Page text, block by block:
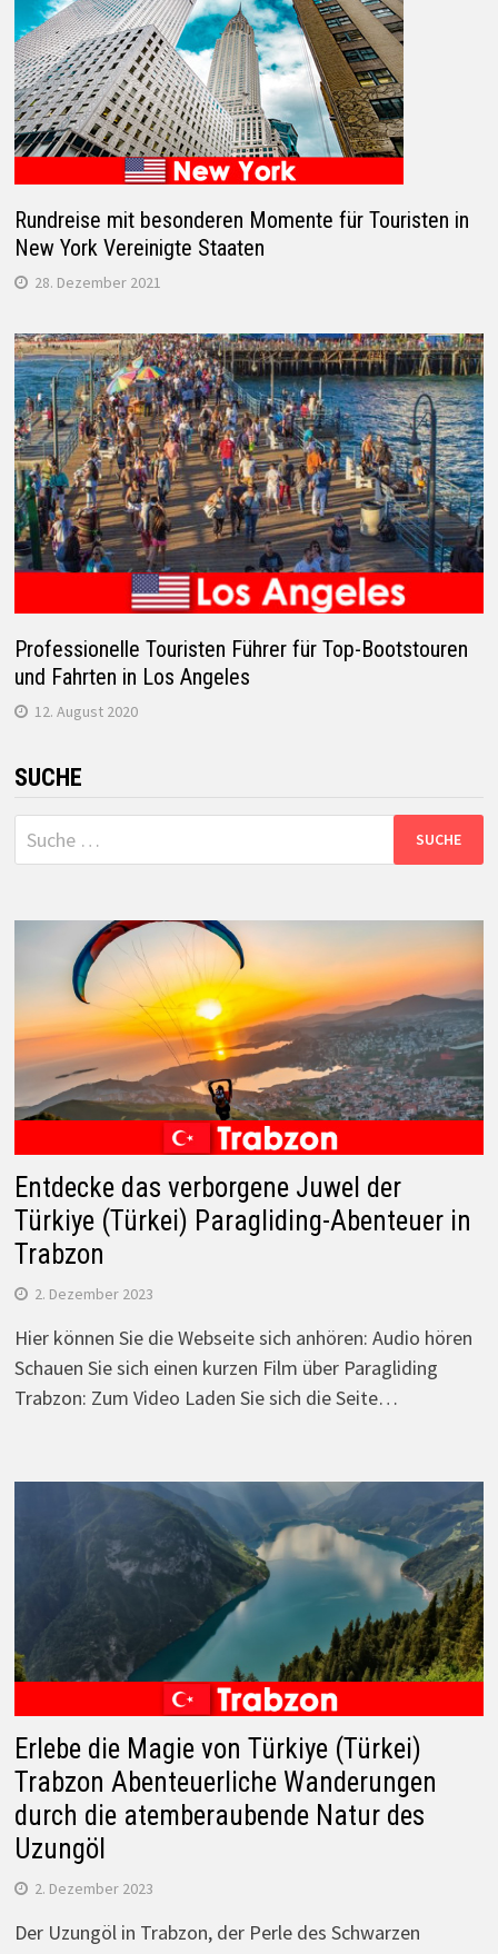
Rundreise mit besonderen Momente für Touristen in
New York Vereinigte Staaten
28. Dezember 2021
Professionelle Touristen Führer für Top-Bootstouren
und Fahrten in Los Angeles
12. August 2020
SUCHE
Suche
nach:
Entdecke das verborgene Juwel der
Türkiye (Türkei) Paragliding-Abenteuer in
Trabzon
2. Dezember 2023
Hier können Sie die Webseite sich anhören: Audio hören
Schauen Sie sich einen kurzen Film über Paragliding
Trabzon: Zum Video Laden Sie sich die Seite…
Erlebe die Magie von Türkiye (Türkei)
Trabzon Abenteuerliche Wanderungen
durch die atemberaubende Natur des
Uzungöl
2. Dezember 2023
Der Uzungöl in Trabzon, der Perle des Schwarzen